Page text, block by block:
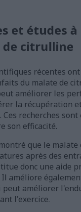
et études
de citrulline
récentes
du malate de
améliorer les
la récupération
Ces recherches
son efficacité.
que le
après des
donc une aide
améliore
peut améliorer
l'exercice.